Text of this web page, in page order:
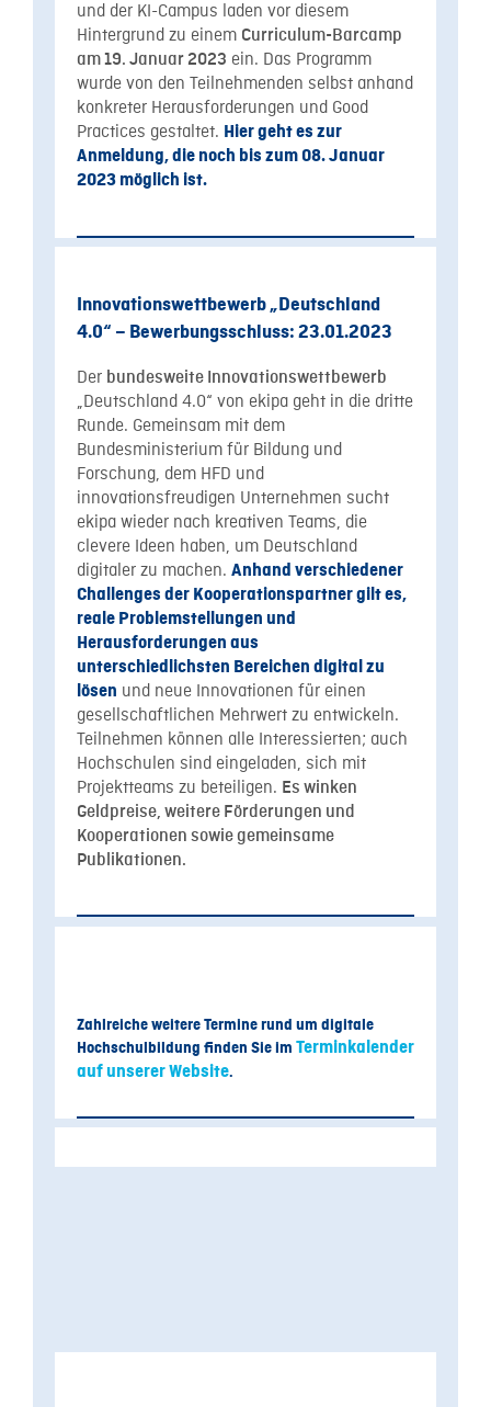
und der KI-Campus laden vor diesem
Hintergrund zu einem Curriculum-Barcamp
am 19. Januar 2023 ein. Das Programm
wurde von den Teilnehmenden selbst anhand
konkreter Herausforderungen und Good
Practices gestaltet. Hier geht es zur
Anmeldung, die noch bis zum 08. Januar
2023 möglich ist.
Innovationswettbewerb „Deutschland
4.0“ – Bewerbungsschluss: 23.01.2023
Der bundesweite Innovationswettbewerb
„Deutschland 4.0“ von ekipa geht in die dritte
Runde. Gemeinsam mit dem
Bundesministerium für Bildung und
Forschung, dem HFD und
innovationsfreudigen Unternehmen sucht
ekipa wieder nach kreativen Teams, die
clevere Ideen haben, um Deutschland
digitaler zu machen. Anhand verschiedener
Challenges der Kooperationspartner gilt es,
reale Problemstellungen und
Herausforderungen aus
unterschiedlichsten Bereichen digital zu
lösen und neue Innovationen für einen
gesellschaftlichen Mehrwert zu entwickeln.
Teilnehmen können alle Interessierten; auch
Hochschulen sind eingeladen, sich mit
Projektteams zu beteiligen. Es winken
Geldpreise, weitere Förderungen und
Kooperationen sowie gemeinsame
Publikationen.
Zahlreiche weitere Termine rund um digitale
Hochschulbildung finden Sie im Terminkalender
auf unserer Website.